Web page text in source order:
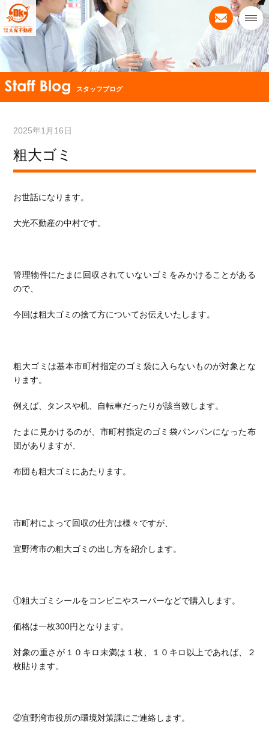
スタッフブログ
2025年1月16日
粗大ゴミ
お世話になります。
大光不動産の中村です。
管理物件にたまに回収されていないゴミをみかけることがある
ので、
今回は粗大ゴミの捨て方についてお伝えいたします。
粗大ゴミは基本市町村指定のゴミ袋に入らないものが対象とな
ります。
例えば、タンスや机、自転車だったりが該当致します。
たまに見かけるのが、市町村指定のゴミ袋パンパンになった布
団がありますが、
布団も粗大ゴミにあたります。
市町村によって回収の仕方は様々ですが、
宜野湾市の粗大ゴミの出し方を紹介します。
①粗大ゴミシールをコンビニやスーパーなどで購入します。
価格は一枚300円となります。
対象の重さが１０キロ未満は１枚、１０キロ以上であれば、２
枚貼ります。
②宜野湾市役所の環境対策課にご連絡します。